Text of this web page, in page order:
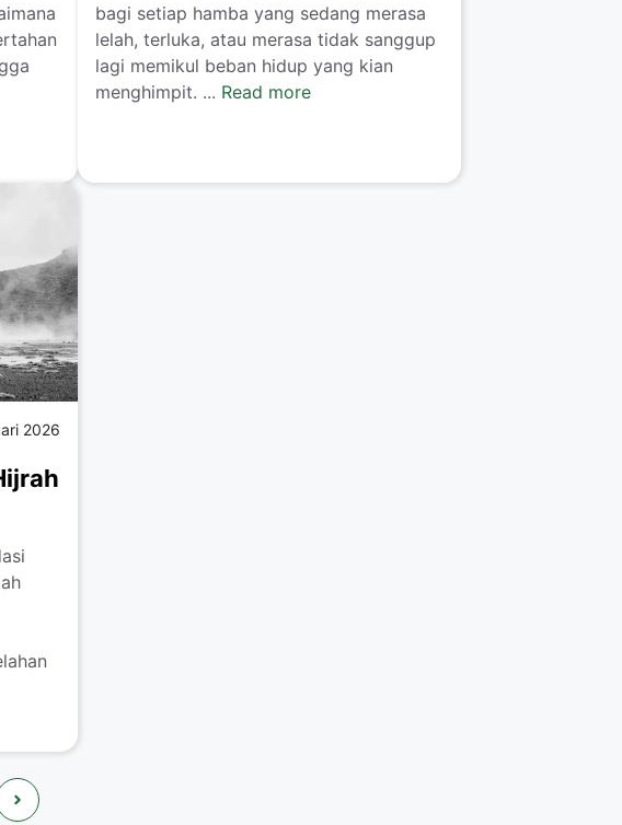
bagi setiap hamba yang sedang merasa
lelah, terluka, atau merasa tidak sanggup
lagi memikul beban hidup yang kian
menghimpit. ... Read more
2026